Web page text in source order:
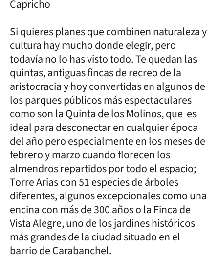
Capricho
Si quieres planes que combinen naturaleza y
cultura hay mucho donde elegir, pero
todavía no lo has visto todo. Te quedan las
quintas, antiguas fincas de recreo de la
aristocracia y hoy convertidas en algunos de
los parques públicos más espectaculares
como son la Quinta de los Molinos, que es
ideal para desconectar en cualquier época
del año pero especialmente en los meses de
febrero y marzo cuando florecen los
almendros repartidos por todo el espacio;
Torre Arias con 51 especies de árboles
diferentes, algunos excepcionales como una
encina con más de 300 años o la Finca de
Vista Alegre, uno de los jardines históricos
más grandes de la ciudad situado en el
barrio de Carabanchel.